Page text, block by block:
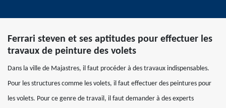
Ferrari steven et ses aptitudes pour effectuer les
travaux de peinture des volets
Dans la ville de Majastres, il faut procéder à des travaux indispensables.
Pour les structures comme les volets, il faut effectuer des peintures pour
les volets. Pour ce genre de travail, il faut demander à des experts